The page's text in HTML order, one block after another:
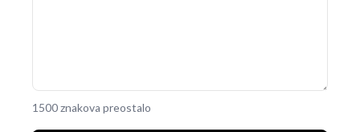
1500 znakova preostalo